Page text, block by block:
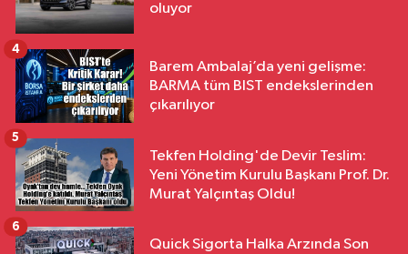
oluyor
Barem Ambalaj’da yeni gelişme:
BARMA tüm BIST endekslerinden
çıkarılıyor
4
Tekfen Holding'de Devir Teslim:
Yeni Yönetim Kurulu Başkanı Prof. Dr.
Murat Yalçıntaş Oldu!
5
Quick Sigorta Halka Arzında Son
6